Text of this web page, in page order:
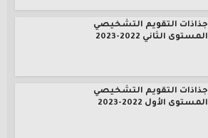
جذاذات التقويم التشخيصي
المستوى الثاني 2022-2023
جذاذات التقويم التشخيصي
المستوى الأول 2022-2023